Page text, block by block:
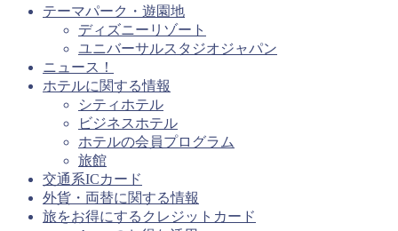
テーマパーク・遊園地
ディズニーリゾート
ユニバーサルスタジオジャパン
ニュース！
ホテルに関する情報
シティホテル
ビジネスホテル
ホテルの会員プログラム
旅館
交通系ICカード
外貨・両替に関する情報
旅をお得にするクレジットカード